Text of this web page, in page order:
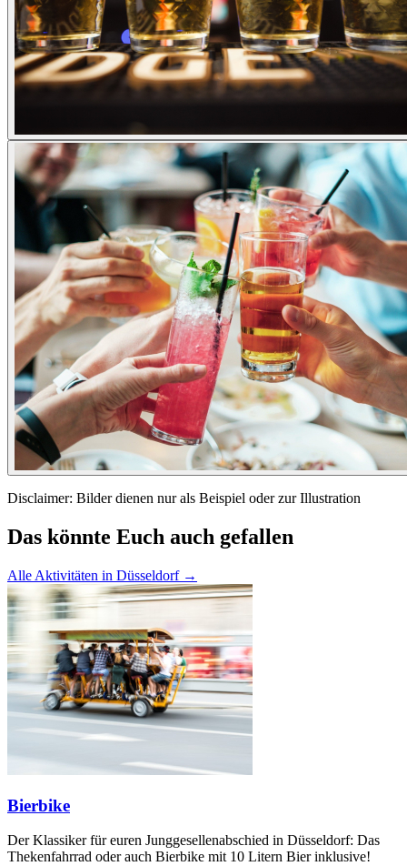
Disclaimer: Bilder dienen nur als Beispiel oder zur Illustration
Das könnte Euch auch gefallen
Alle Aktivitäten in Düsseldorf →
Bierbike
Der Klassiker für euren Junggesellenabschied in Düsseldorf: Das
Thekenfahrrad oder auch Bierbike mit 10 Litern Bier inklusive!